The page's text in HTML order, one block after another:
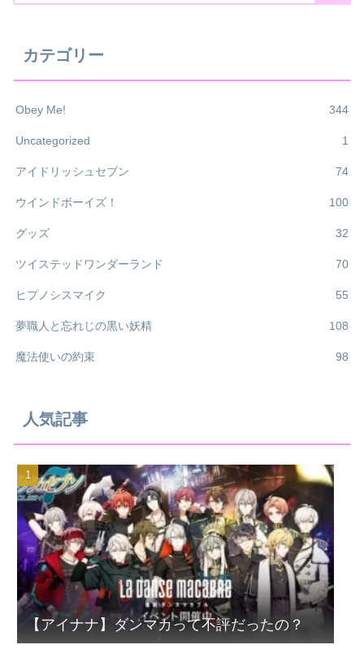
カテゴリー
Obey Me! 344
Uncategorized 1
アイドリッシュセブン 74
ウインドボーイズ！ 100
グッズ 32
ツイステッドワンダーランド 70
ヒプノシスマイク 55
夢職人と忘れじの黒い妖精 108
魔法使いの約束 98
人気記事
【アイナナ】ダンマカって不評だったの？